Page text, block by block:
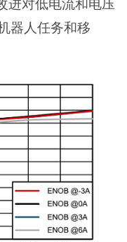
进对低电流和电压
器人任务和移